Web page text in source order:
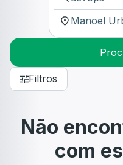
Filtros
Não
com